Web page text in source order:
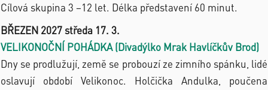
Cílová skupina 3 –12 let. Délka představení 60 minut.
BŘEZEN 2027 středa 17. 3.
VELIKONOČNÍ POHÁDKA (Divadýlko Mrak Havlíčkův Brod)
Dny se prodlužují, země se probouzí ze zimního spánku, lidé
oslavují období Velikonoc. Holčička Andulka, poučena